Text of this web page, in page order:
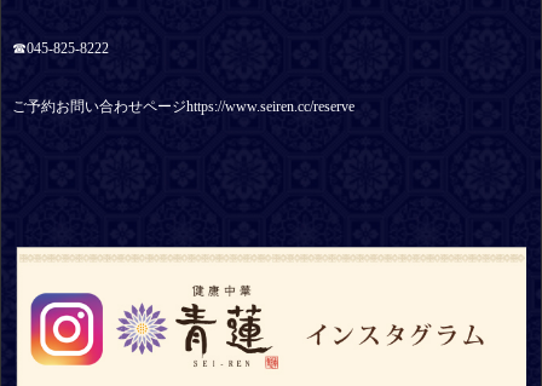
☎︎045-825-8222
ご予約お問い合わせページhttps://www.seiren.cc/reserve